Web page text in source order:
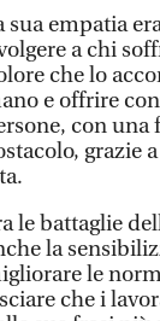
sua empatia
a chi
che lo
e offrire
con una
grazie
le battaglie
la
le
che i